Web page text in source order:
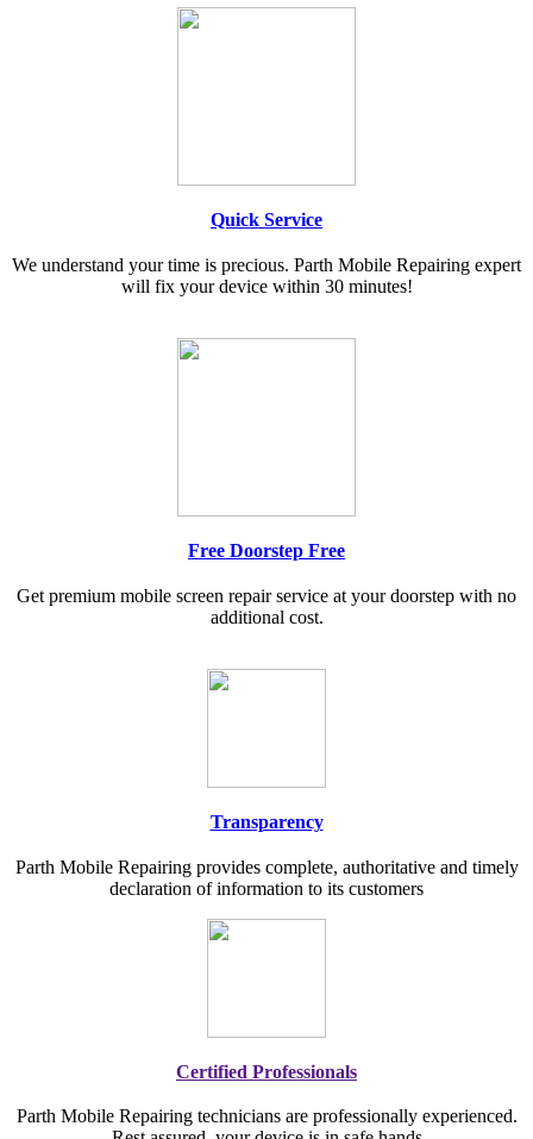
Quick Service
We understand your time is precious. Parth Mobile Repairing expert
will fix your device within 30 minutes!
Free Doorstep Free
Get premium mobile screen repair service at your doorstep with no
additional cost.
Transparency
Parth Mobile Repairing provides complete, authoritative and timely
declaration of information to its customers
Certified Professionals
Parth Mobile Repairing technicians are professionally experienced.